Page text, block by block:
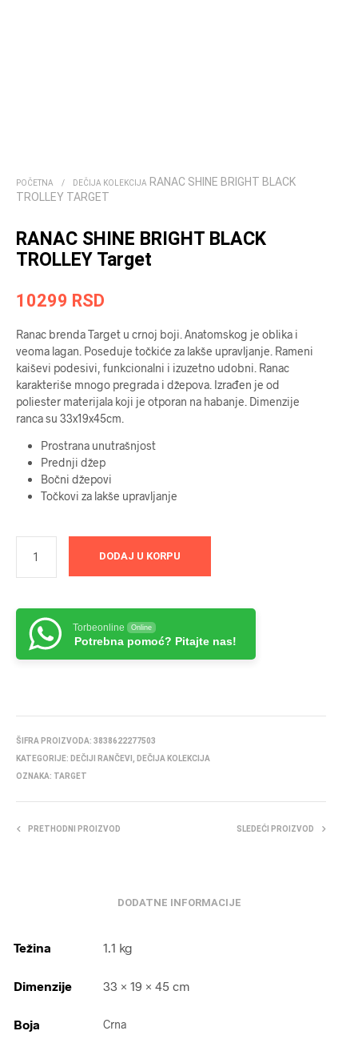
POČETNA / DEČIJA KOLEKCIJA RANAC SHINE BRIGHT BLACK
TROLLEY TARGET
RANAC SHINE BRIGHT BLACK
TROLLEY Target
10299 RSD
Ranac brenda Target u crnoj boji. Anatomskog je oblika i
veoma lagan. Poseduje točkiće za lakše upravljanje. Rameni
kaiševi podesivi, funkcionalni i izuzetno udobni. Ranac
karakteriše mnogo pregrada i džepova. Izrađen je od
poliester materijala koji je otporan na habanje. Dimenzije
ranca su 33x19x45cm.
Prostrana unutrašnjost
Prednji džep
Bočni džepovi
Točkovi za lakše upravljanje
DODAJ U KORPU
Torbeonline Online
Potrebna pomoć? Pitajte nas!
ŠIFRA PROIZVODA: 3838622277503
KATEGORIJE: DEČIJI RANČEVI
DEČIJA KOLEKCIJA
OZNAKA: TARGET
PRETHODNI PROIZVOD SLEDEĆI PROIZVOD
DODATNE INFORMACIJE
Težina 1.1 kg
Dimenzije 33 × 19 × 45 cm
Boja Crna